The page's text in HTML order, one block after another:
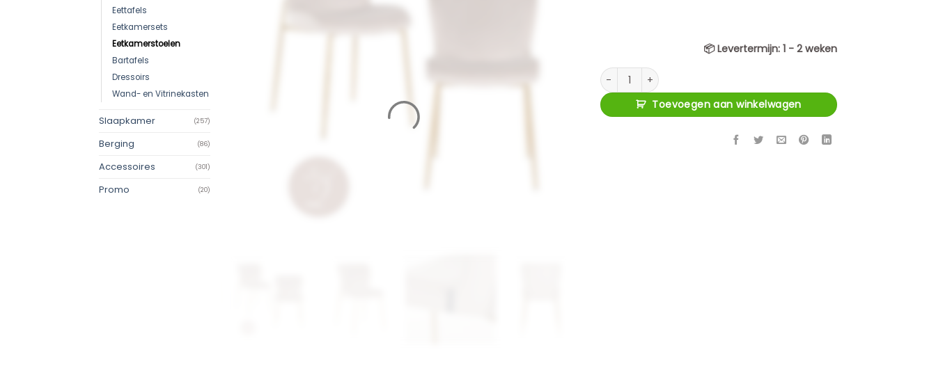
Eettafels
Eetkamersets
Eetkamerstoelen
Bartafels
Dressoirs
Wand- en Vitrinekasten
Slaapkamer (257)
Berging (86)
Accessoires (301)
Promo (20)
📦Levertermijn: 1 - 2 weken
Eetkamerstoel Odessa khaki velvet fire retardant (Set of 2) aantal
Toevoegen aan winkelwagen